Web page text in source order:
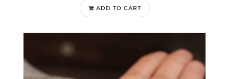
ADD TO CART